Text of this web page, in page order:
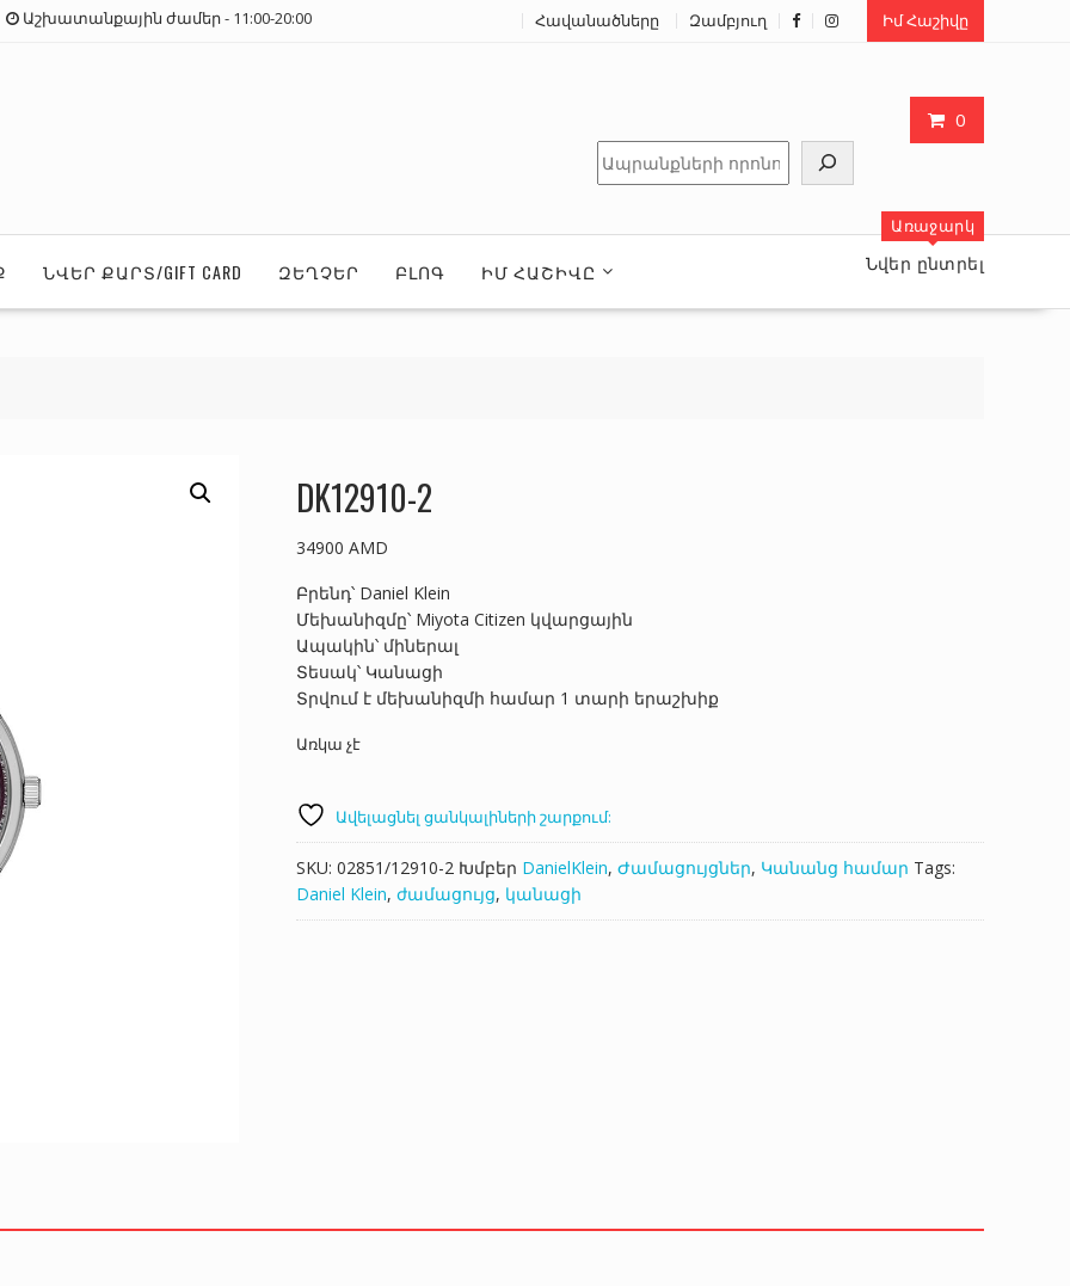
Աշխատանքային ժամեր - 11:00-20:00 Հավանածները Զամբյուղ Իմ Հաշիվը
0
Որոնել
ՆՎԵՐ ՔԱՐՏ/GIFT CARD ԶԵՂՉԵՐ ԲԼՈԳ ԻՄ ՀԱՇԻՎԸ
Առաջարկ
Նվեր ընտրել
DK12910-2
34900 AMD
Բրենդ՝ Daniel Klein
Մեխանիզմը՝ Miyota Citizen կվարցային
Ապակին՝ միներալ
Տեսակ՝ Կանացի
Տրվում է մեխանիզմի համար 1 տարի երաշխիք
Առկա չէ
Ավելացնել ցանկալիների շարքում:
SKU: 02851/12910-2 Խմբեր DanielKlein, Ժամացույցներ, Կանանց համար Tags:
Daniel Klein, ժամացույց, կանացի